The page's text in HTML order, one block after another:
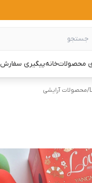
محصولاتخانهپیگیری سفارش
/محصولات آرایشی